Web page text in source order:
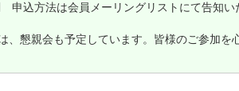
込方法は会員メーリングリストにて告知い
、懇親会も予定しています。皆様のご参加を